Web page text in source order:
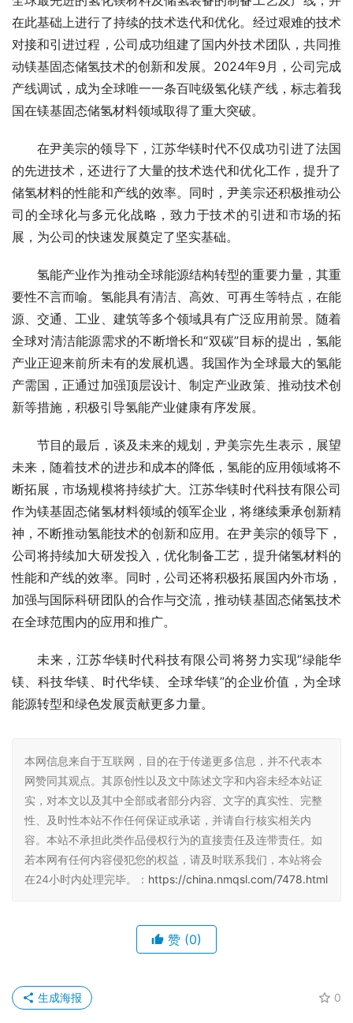
在此基础上进行了持续的技术迭代和优化。经过艰难的技术
对接和引进过程，公司成功组建了国内外技术团队，共同推
动镁基固态储氢技术的创新和发展。2024年9月，公司完成
产线调试，成为全球唯一一条百吨级氢化镁产线，标志着我
国在镁基固态储氢材料领域取得了重大突破。
在尹美宗的领导下，江苏华镁时代不仅成功引进了法国
的先进技术，还进行了大量的技术迭代和优化工作，提升了
储氢材料的性能和产线的效率。同时，尹美宗还积极推动公
司的全球化与多元化战略，致力于技术的引进和市场的拓
展，为公司的快速发展奠定了坚实基础。
氢能产业作为推动全球能源结构转型的重要力量，其重
要性不言而喻。氢能具有清洁、高效、可再生等特点，在能
源、交通、工业、建筑等多个领域具有广泛应用前景。随着
全球对清洁能源需求的不断增长和“双碳”目标的提出，氢能
产业正迎来前所未有的发展机遇。我国作为全球最大的氢能
产需国，正通过加强顶层设计、制定产业政策、推动技术创
新等措施，积极引导氢能产业健康有序发展。
节目的最后，谈及未来的规划，尹美宗先生表示，展望
未来，随着技术的进步和成本的降低，氢能的应用领域将不
断拓展，市场规模将持续扩大。江苏华镁时代科技有限公司
作为镁基固态储氢材料领域的领军企业，将继续秉承创新精
神，不断推动氢能技术的创新和应用。在尹美宗的领导下，
公司将持续加大研发投入，优化制备工艺，提升储氢材料的
性能和产线的效率。同时，公司还将积极拓展国内外市场，
加强与国际科研团队的合作与交流，推动镁基固态储氢技术
在全球范围内的应用和推广。
未来，江苏华镁时代科技有限公司将努力实现“绿能华
镁、科技华镁、时代华镁、全球华镁”的企业价值，为全球
能源转型和绿色发展贡献更多力量。
本网信息来自于互联网，目的在于传递更多信息，并不代表本
网赞同其观点。其原创性以及文中陈述文字和内容未经本站证
实，对本文以及其中全部或者部分内容、文字的真实性、完整
性、及时性本站不作任何保证或承诺，并请自行核实相关内
容。本站不承担此类作品侵权行为的直接责任及连带责任。如
若本网有任何内容侵犯您的权益，请及时联系我们，本站将会
在24小时内处理完毕。： https://china.nmqsl.com/7478.html
赞 (0)
0
生成海报